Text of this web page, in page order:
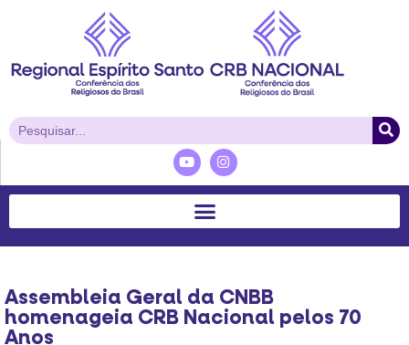
Assembleia Geral da CNBB
homenageia CRB Nacional pelos 70
Anos